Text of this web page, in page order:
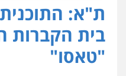
ת"א:
בית הקברות
"טאסו"